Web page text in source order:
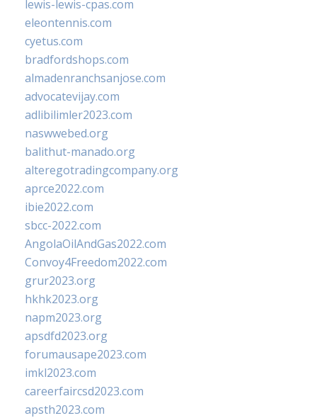
lewis-lewis-cpas.com
eleontennis.com
cyetus.com
bradfordshops.com
almadenranchsanjose.com
advocatevijay.com
adlibilimler2023.com
naswwebed.org
balithut-manado.org
alteregotradingcompany.org
aprce2022.com
ibie2022.com
sbcc-2022.com
AngolaOilAndGas2022.com
Convoy4Freedom2022.com
grur2023.org
hkhk2023.org
napm2023.org
apsdfd2023.org
forumausape2023.com
imkl2023.com
careerfaircsd2023.com
apsth2023.com